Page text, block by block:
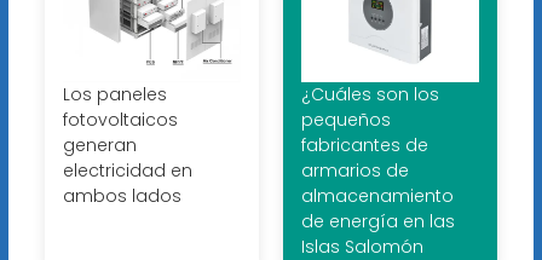
Los paneles
fotovoltaicos
generan
electricidad en
ambos lados
¿Cuáles son los
pequeños
fabricantes de
armarios de
almacenamiento
de energía en las
Islas Salomón